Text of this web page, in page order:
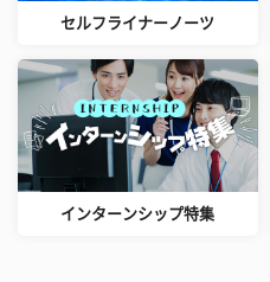
セルフライナーノーツ
インターンシップ特集